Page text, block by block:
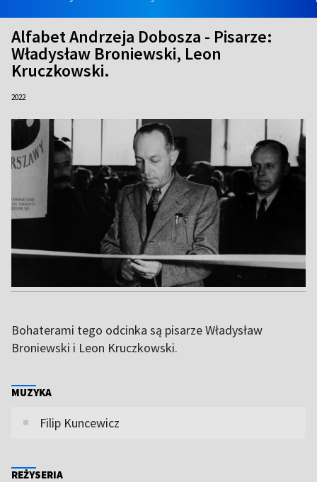
Alfabet Andrzeja Dobosza - Pisarze:
Władysław Broniewski, Leon
Kruczkowski.
2022
Bohaterami tego odcinka są pisarze Władysław
Broniewski i Leon Kruczkowski.
MUZYKA
Filip Kuncewicz
REŻYSERIA